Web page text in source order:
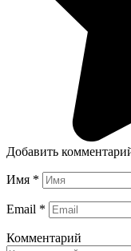
Добавить
Имя *
Email *
Комментарий